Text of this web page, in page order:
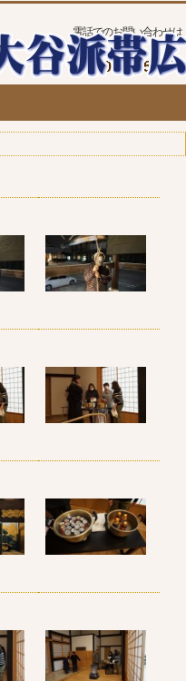
電話でのお問い合わせは
TEL.0155-25-1122